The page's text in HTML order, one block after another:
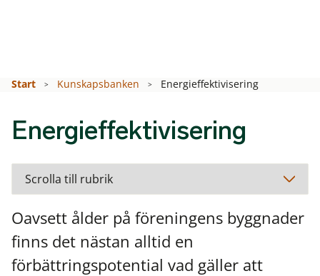
Start Kunskapsbanken Energieffektivisering
Energieffektivisering
Oavsett ålder på föreningens byggnader
finns det nästan alltid en
förbättringspotential vad gäller att